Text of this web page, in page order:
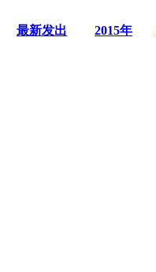
最新发出
2015年